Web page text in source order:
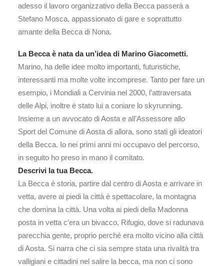
adesso il lavoro organizzativo della Becca passerà a
Stefano Mosca, appassionato di gare e soprattutto
amante della Becca di Nona.
La Becca è nata da un’idea di Marino Giacometti.
Marino, ha delle idee molto importanti, futuristiche,
interessanti ma molte volte incomprese. Tanto per fare un
esempio, i Mondiali a Cervinia nel 2000, l’attraversata
delle Alpi, inoltre è stato lui a coniare lo skyrunning.
Insieme a un avvocato di Aosta e all’Assessore allo
Sport del Comune di Aosta di allora, sono stati gli ideatori
della Becca. Io nei primi anni mi occupavo del percorso,
in seguito ho preso in mano il comitato.
Descrivi la tua Becca.
La Becca è storia, partire dal centro di Aosta e arrivare in
vetta, avere ai piedi la città è spettacolare, la montagna
che domina la città. Una volta ai piedi della Madonna
posta in vetta c’era un bivacco, Rifugio, dove si radunava
parecchia gente, proprio perché era molto vicino alla città
di Aosta. Si narra che ci sia sempre stata una rivalità tra
valligiani e cittadini nel salire la becca, ma non ci sono